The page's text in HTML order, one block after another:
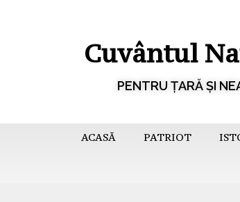
Cuvântul
PENTRU ȚARĂ ȘI
ACASĂ PATRIOT